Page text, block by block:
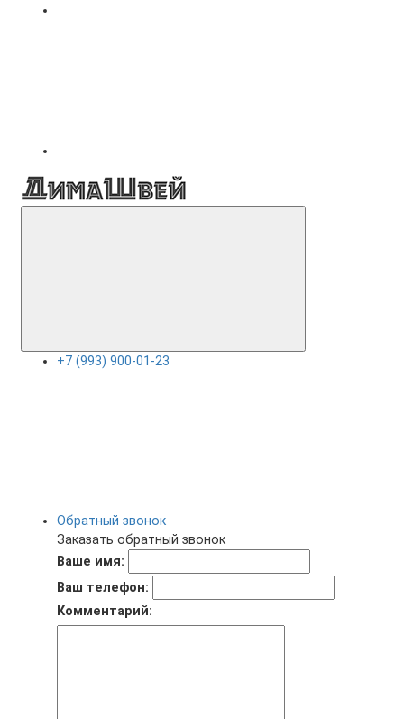
+7 (993) 900-01-23
Обратный звонок
Заказать обратный звонок
Ваше имя:
Ваш телефон:
Комментарий: